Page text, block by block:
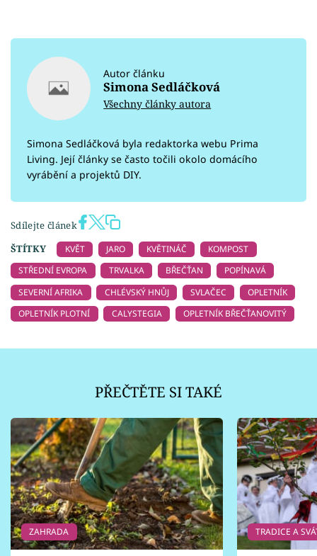
Autor článku
Simona Sedláčková
Všechny články autora
Simona Sedláčková byla redaktorka webu Prima
Living. Její články se často točili okolo domácího
vyrábění a projektů DIY.
Sdílejte článek
ŠTÍTKY
KVĚT JARO KVĚTINÁČ
KOMPOST
STŘEDNÍ EVROPA
TRVALKA BŘEČŤAN
POPÍNAVÁ
SEVERNÍ AFRIKA
CHLÉVSKÝ HNŮJ SVLAČEC
OPLETNÍK
OPLETNÍK PLOTNÍ
CALYSTEGIA OPLETNÍK BŘEČŤANOVITÝ
PŘEČTĚTE SI TAKÉ
ZAHRADA TRADICE A